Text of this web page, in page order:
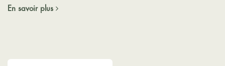
En savoir plus